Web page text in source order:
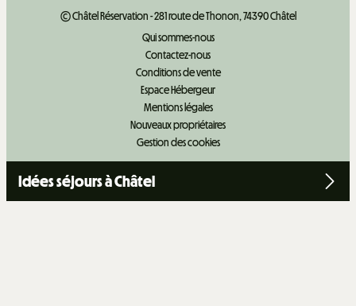
© Châtel Réservation - 281 route de Thonon, 74390 Châtel
Qui sommes-nous
Contactez-nous
Conditions de vente
Espace Hébergeur
Mentions légales
Nouveaux propriétaires
Gestion des cookies
Idées séjours à Châtel